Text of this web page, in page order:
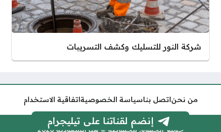
شركة النور للتسليك وكشف التسريبات
من نحناتصل بناسياسة الخصوصيةاتفاقية الاستخدام
جميع الحقوق محفوظة © هنا السعودية 2026
إنضم لقناتنا على تيليجرام